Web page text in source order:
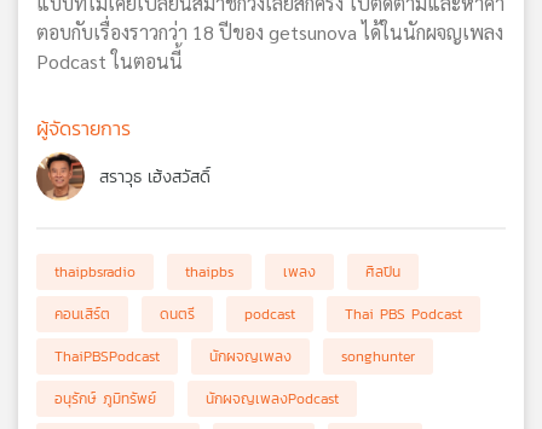
ตอบกับเรื่องราวกว่า 18 ปีของ getsunova ได้ในนักผจญเพลง
Podcast ในตอนนี้
ผู้จัดรายการ
สราวุธ เฮ้งสวัสดิ์
thaipbsradio thaipbs เพลง
ศิลปิน
คอนเสิร์ต
ดนตรี podcast
Thai PBS Podcast
ThaiPBSPodcast
นักผจญเพลง
songhunter
อนุรักษ์ ภูมิทรัพย์
นักผจญเพลงPodcast